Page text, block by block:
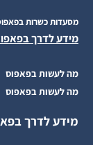
מסעדות כשרות
מידע לדרך
מה לעשות בפאפוס
מה לעשות בפאפוס
מידע לדרך